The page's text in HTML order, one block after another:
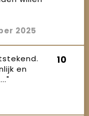
2025
en
10